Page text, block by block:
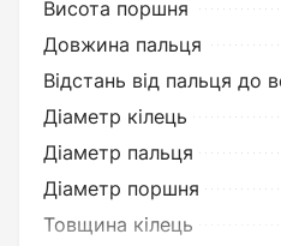
Ви можете
неналежної
Під товаром
мається на увазі
несправний та не
забезпечувати
функціональних
Висота поршня
Довжина пальця
Відстань від пальця до
Діаметр кілець
Діаметр пальця
Діаметр поршня
Товщина кілець